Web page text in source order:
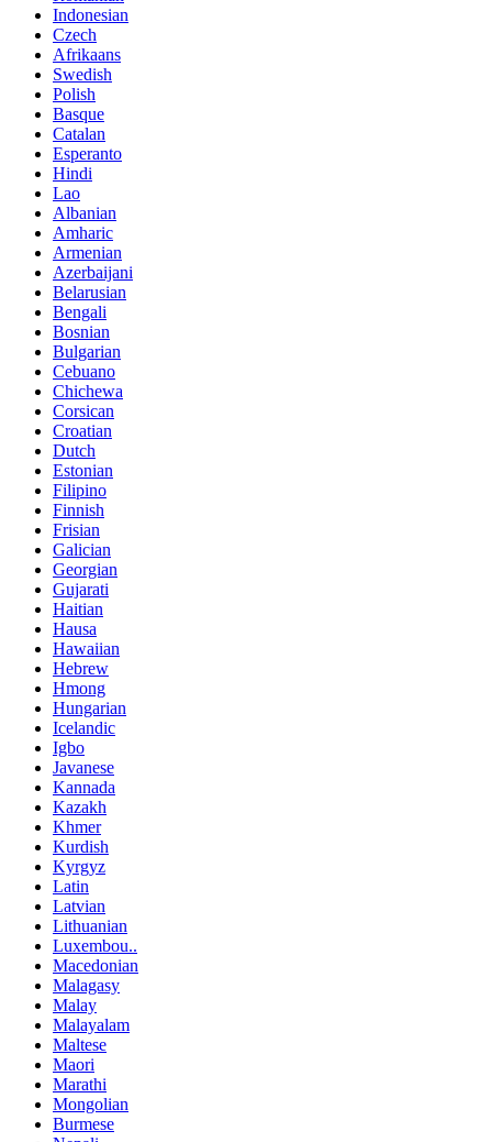
Indonesian
Czech
Afrikaans
Swedish
Polish
Basque
Catalan
Esperanto
Hindi
Lao
Albanian
Amharic
Armenian
Azerbaijani
Belarusian
Bengali
Bosnian
Bulgarian
Cebuano
Chichewa
Corsican
Croatian
Dutch
Estonian
Filipino
Finnish
Frisian
Galician
Georgian
Gujarati
Haitian
Hausa
Hawaiian
Hebrew
Hmong
Hungarian
Icelandic
Igbo
Javanese
Kannada
Kazakh
Khmer
Kurdish
Kyrgyz
Latin
Latvian
Lithuanian
Luxembou..
Macedonian
Malagasy
Malay
Malayalam
Maltese
Maori
Marathi
Mongolian
Burmese